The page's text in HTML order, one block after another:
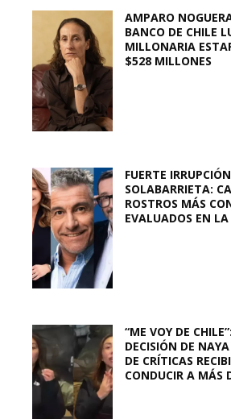
AMPARO
BANCO DE CHILE
MILLONARIA
$528 MILLONES
FUERTE
SOLABARRIETA:
ROSTROS MÁS
EVALUADOS EN
“ME VOY DE
DECISIÓN DE
DE CRÍTICAS
CONDUCIR A MÁS